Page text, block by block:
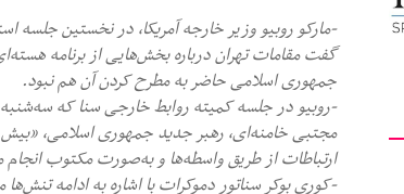
لندن
-مارکو روبیو وزیر خارجه آمریکا، در نخستین
گفت مقامات تهران درباره بخش‌هایی از برنامه
جمهوری اسلامی حاضر به مطرح کردن آن هم نبود.
مجتبی خامنه‌ای، رهبر جدید جمهوری اسلامی،
ارتباطات از طریق واسطه‌ها و به‌صورت مکتوب
-کوری بوکر سناتور دموکرات با اشاره به ادامه